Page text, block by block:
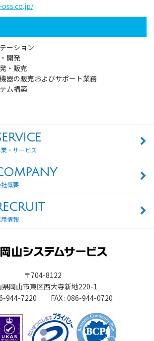
ーション
開発
・販売
器の販売およびサポート業務
ム構築
・サービス
概要
情報
〒704-8122
県岡山市東区西大寺新地220-1
944-7220 FAX : 086-944-0720